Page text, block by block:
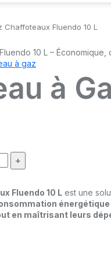
Fluendo 10 L
à gaz
à
Fluendo 10 L est une
en maîtrisant leurs